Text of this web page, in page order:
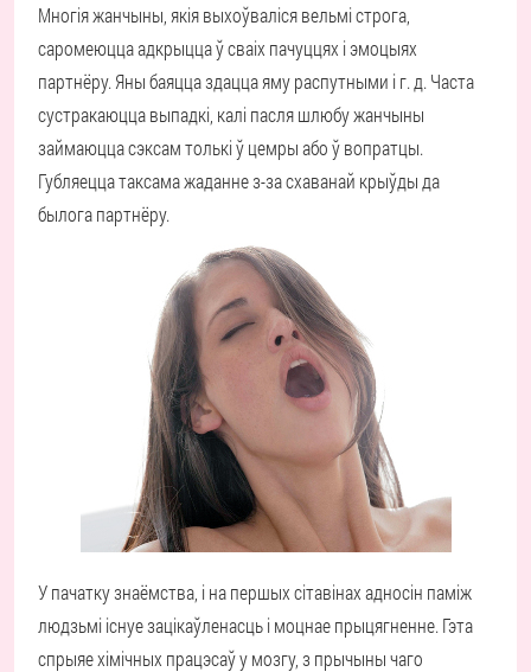
Многія жанчыны, якія выхоўваліся вельмі строга,
саромеюцца адкрыцца ў сваіх пачуццях і эмоцыях
партнёру. Яны баяцца здацца яму распутными і г. д. Часта
сустракаюцца выпадкі, калі пасля шлюбу жанчыны
займаюцца сэксам толькі ў цемры або ў вопратцы.
Губляецца таксама жаданне з-за схаванай крыўды да
былога партнёру.
У пачатку знаёмства, і на першых сітавінах адносін паміж
людзьмі існуе зацікаўленасць і моцнае прыцягненне. Гэта
спрыяе хімічных працэсаў у мозгу, з прычыны чаго